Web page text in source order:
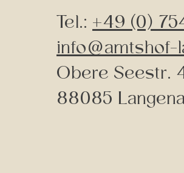
Tel.: +49 (0)
info@amtshof-
Obere Seestr.
88085